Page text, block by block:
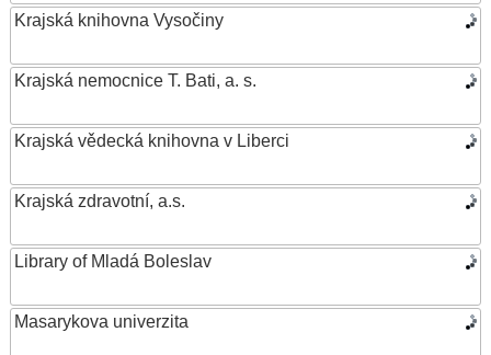
Krajská knihovna Vysočiny
Krajská nemocnice T. Bati, a. s.
Krajská vědecká knihovna v Liberci
Krajská zdravotní, a.s.
Library of Mladá Boleslav
Masarykova univerzita